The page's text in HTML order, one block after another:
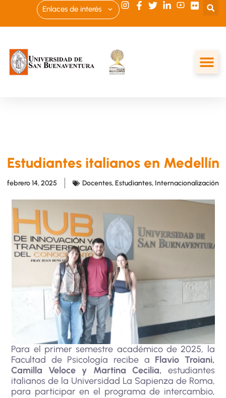
Enlaces de interés
Estudiantes italianos en Medellín
febrero 14, 2025 Docentes,Estudiantes, Internacionalización
Para el primer semestre académico de 2025, la
Facultad de Psicología recibe a Flavio Troiani,
Camilla Veloce y Martina Cecilia, estudiantes
italianos de la Universidad La Sapienza de Roma,
para participar en el programa de intercambio,